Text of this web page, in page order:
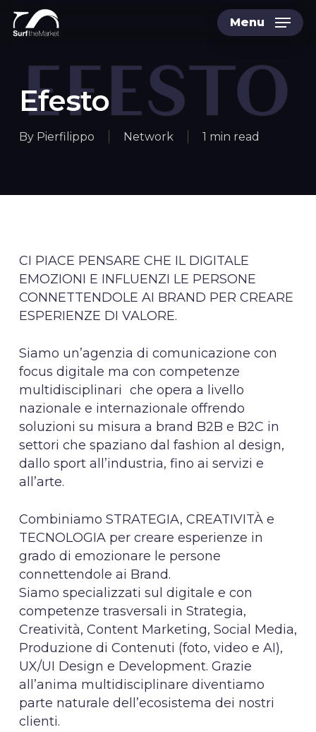
Skip
content
Menu
Efesto
By Pierfilippo Network 1 min read
CI PIACE PENSARE CHE IL DIGITALE
EMOZIONI E INFLUENZI LE PERSONE
CONNETTENDOLE AI BRAND PER CREARE
ESPERIENZE DI VALORE.
Siamo un’agenzia di comunicazione con
focus digitale ma con competenze
multidisciplinari che opera a livello
nazionale e internazionale offrendo
soluzioni su misura a brand B2B e B2C in
settori che spaziano dal fashion al design,
dallo sport all’industria, fino ai servizi e
all’arte.
Combiniamo STRATEGIA, CREATIVITÀ e
TECNOLOGIA per creare esperienze in
grado di emozionare le persone
connettendole ai Brand.
Siamo specializzati sul digitale e con
competenze trasversali in Strategia,
Creatività, Content Marketing, Social Media,
Produzione di Contenuti (foto, video e AI),
UX/UI Design e Development. Grazie
all’anima multidisciplinare diventiamo
parte naturale dell’ecosistema dei nostri
clienti.